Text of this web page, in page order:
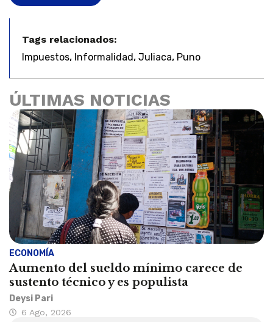
Tags relacionados:
Impuestos, Informalidad, Juliaca, Puno
ÚLTIMAS NOTICIAS
ECONOMÍA
Aumento del sueldo mínimo carece de
sustento técnico y es populista
Deysi Pari
6 Ago, 2026